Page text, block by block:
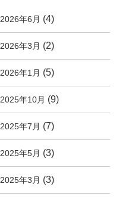
2026年6月 (4)
2026年3月 (2)
2026年1月 (5)
2025年10月 (9)
2025年7月 (7)
2025年5月 (3)
2025年3月 (3)